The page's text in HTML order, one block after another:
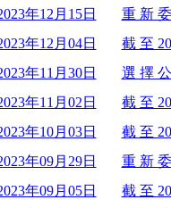
年12月15日
重 新
年12月04日
截 至
年11月30日
選 擇
年11月02日
截 至
年10月03日
截 至
年09月29日
重 新
年09月05日
截 至